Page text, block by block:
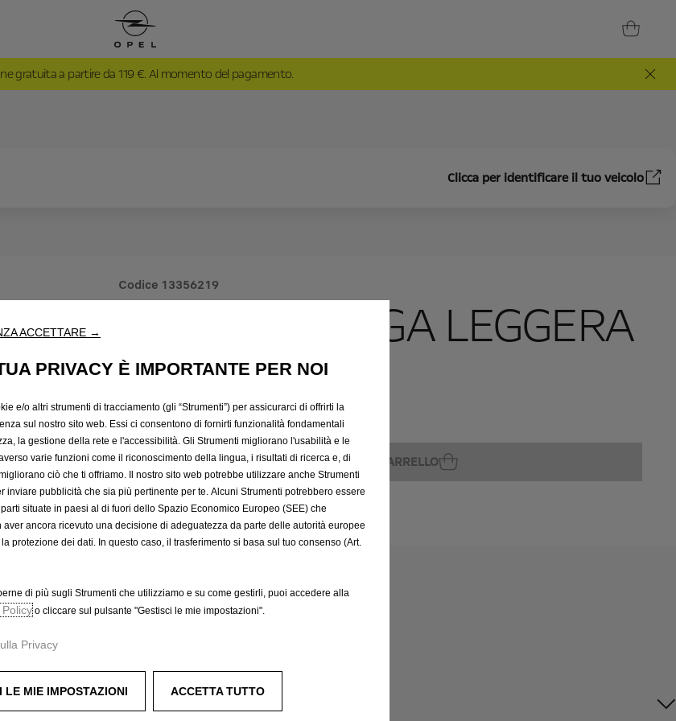
gratuita a partire da 119 €. Al momento del pagamento.
Clicca per identificare il tuo veicolo
Codice 13356219
CERCHI IN LEGA LEGGERA
421,24 €
P
r
i
c
e
i
s
4
,
2
I
V
A
IVA inclusa/Unità
-
+
Q
u
a
n
t
i
y
u
t
Prodotto esaurito
AGGIUNGI AL CARRELLO
Compra ora, paga dopo
Grey.
ACCETTARE →
PRIVACY È IMPORTANTE PER NOI
e/o altri strumenti di tracciamento (gli “Strumenti”) per assicurarci di offrirti la
sul nostro sito web. Essi ci consentono di fornirti funzionalità fondamentali
la gestione della rete e l'accessibilità. Gli Strumenti migliorano l'usabilità e le
varie funzioni come il riconoscimento della lingua, i risultati di ricerca e, di
ciò che ti offriamo. Il nostro sito web potrebbe utilizzare anche Strumenti
inviare pubblicità che sia più pertinente per te. Alcuni Strumenti potrebbero essere
situate in paesi al di fuori dello Spazio Economico Europeo (SEE) che
aver ancora ricevuto una decisione di adeguatezza da parte delle autorità europee
protezione dei dati. In questo caso, il trasferimento si basa sul tuo consenso (Art.
di più sugli Strumenti che utilizziamo e su come gestirli, puoi accedere alla
o cliccare sul pulsante "Gestisci le mie impostazioni".
Privacy
LE MIE IMPOSTAZIONI ACCETTA TUTTO